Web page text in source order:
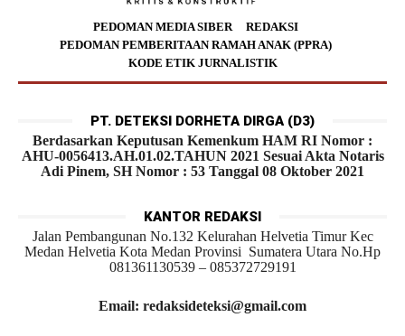
PEDOMAN MEDIA SIBER
REDAKSI
PEDOMAN PEMBERITAAN RAMAH ANAK (PPRA)
KODE ETIK JURNALISTIK
PT. DETEKSI DORHETA DIRGA (D3)
Berdasarkan Keputusan Kemenkum HAM RI Nomor :
AHU-0056413.AH.01.02.TAHUN 2021 Sesuai Akta Notaris
Adi Pinem, SH Nomor : 53 Tanggal 08 Oktober 2021
KANTOR REDAKSI
Jalan Pembangunan No.132 Kelurahan Helvetia Timur Kec
Medan Helvetia Kota Medan Provinsi Sumatera Utara No.Hp
081361130539 – 085372729191
Email: redaksideteksi@gmail.com